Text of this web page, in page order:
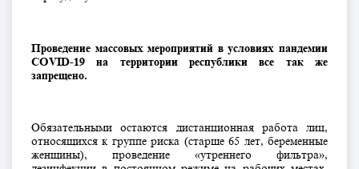
Проведение массовых мероприятий в условиях пандемии
COVID-19 на территории республики все так же
запрещено.
Обязательными остаются дистанционная работа лиц,
относящихся к группе риска (старше 65 лет, беременные
женщины), проведение «утреннего фильтра»,